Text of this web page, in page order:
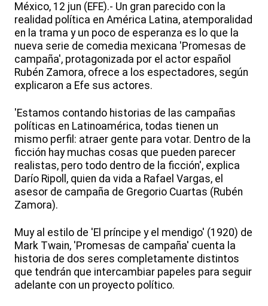
México, 12 jun (EFE).- Un gran parecido con la
realidad política en América Latina, atemporalidad
en la trama y un poco de esperanza es lo que la
nueva serie de comedia mexicana 'Promesas de
campaña', protagonizada por el actor español
Rubén Zamora, ofrece a los espectadores, según
explicaron a Efe sus actores.
'Estamos contando historias de las campañas
políticas en Latinoamérica, todas tienen un
mismo perfil: atraer gente para votar. Dentro de la
ficción hay muchas cosas que pueden parecer
realistas, pero todo dentro de la ficción', explica
Darío Ripoll, quien da vida a Rafael Vargas, el
asesor de campaña de Gregorio Cuartas (Rubén
Zamora).
Muy al estilo de 'El príncipe y el mendigo' (1920) de
Mark Twain, 'Promesas de campaña' cuenta la
historia de dos seres completamente distintos
que tendrán que intercambiar papeles para seguir
adelante con un proyecto político.